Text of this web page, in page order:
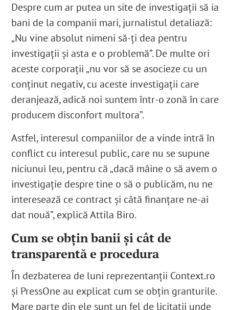
Despre cum ar putea un site de investigații să ia
bani de la companii mari, jurnalistul detaliază:
„Nu vine absolut nimeni să-ți dea pentru
investigații și asta e o problemă”. De multe ori
aceste corporații „nu vor să se asocieze cu un
conținut negativ, cu aceste investigații care
deranjează, adică noi suntem într-o zonă în care
producem disconfort multora”.
Astfel, interesul companiilor de a vinde intră în
conflict cu interesul public, care nu se supune
niciunui leu, pentru că „dacă mâine o să avem o
investigație despre tine o să o publicăm, nu ne
interesează ce contract și câtă finanțare ne-ai
dat nouă”, explică Attila Biro.
Cum se obțin banii și cât de
transparentă e procedura
În dezbaterea de luni reprezentanții Context.ro
și PressOne au explicat cum se obțin granturile.
Mare parte din ele sunt un fel de licitații unde